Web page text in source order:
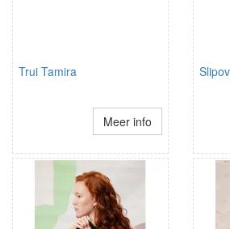
Trui Tamira
Meer info